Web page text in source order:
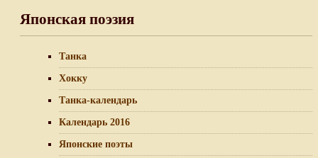
Японская поэзия
Танка
Хокку
Танка-календарь
Календарь 2016
Японские поэты